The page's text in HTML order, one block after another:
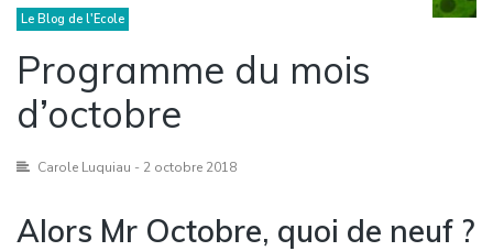
Le Blog de l'Ecole
Programme du mois
d’octobre
Carole Luquiau - 2 octobre 2018
Alors Mr Octobre, quoi de neuf ?